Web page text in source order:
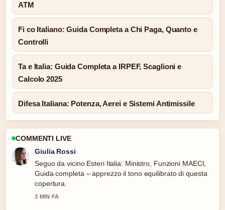
ATM
Fi co Italiano: Guida Completa a Chi Paga, Quanto e
Controlli
Ta e Italia: Guida Completa a IRPEF, Scaglioni e
Calcolo 2025
Difesa Italiana: Potenza, Aerei e Sistemi Antimissile
COMMENTI LIVE
Marco Bianchi
Contesto utile su Bonus Casa Italia 2025-2026: Guida ai
Bonus.... Per favore continuate ad aggiornare questo
live.
5 MIN FA